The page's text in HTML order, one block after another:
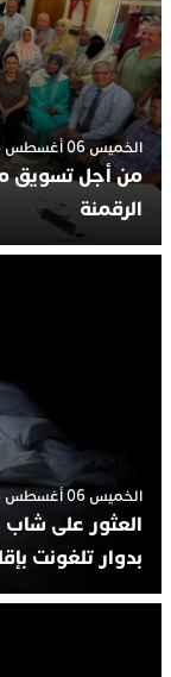
الخميس 06 أغسطس 2026 - 6:37
من أجل تسويق
الرقمنة
الخميس 06 أغسطس 2026 - 2:51
العثور على
بدوار تلغونت